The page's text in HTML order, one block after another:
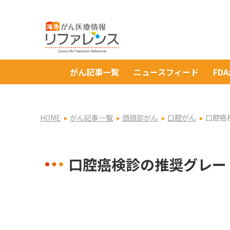
がん記事一覧 ニュースフィード
HOME がん記事一覧 頭頸部がん 口腔がん 口腔癌
口腔癌検診の推奨グレ